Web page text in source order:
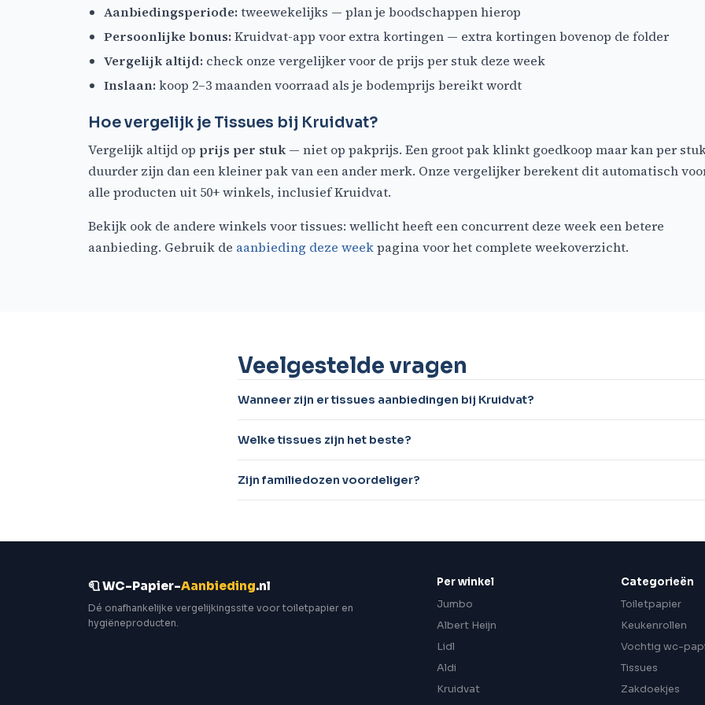
Aanbiedingsperiode: tweewekelijks — plan je boodschappen hierop
Persoonlijke bonus: Kruidvat-app voor extra kortingen — extra kortingen bovenop de folder
Vergelijk altijd: check onze vergelijker voor de prijs per stuk deze week
Inslaan: koop 2–3 maanden voorraad als je bodemprijs bereikt wordt
Hoe vergelijk je Tissues bij Kruidvat?
Vergelijk altijd op prijs per stuk — niet op pakprijs. Een groot pak klinkt goedkoop maar kan per
duurder zijn dan een kleiner pak van een ander merk. Onze vergelijker berekent dit automatisch
alle producten uit 50+ winkels, inclusief Kruidvat.
Bekijk ook de andere winkels voor tissues: wellicht heeft een concurrent deze week een betere
aanbieding. Gebruik de aanbieding deze weekpagina voor het complete weekoverzicht.
Veelgestelde vragen
Wanneer zijn er tissues aanbiedingen bij Kruidvat?
Welke tissues zijn het beste?
Zijn familiedozen voordeliger?
🧻 WC-Papier-Aanbieding.nl
Dé onafhankelijke vergelijkingssite voor toiletpapier en
hygiëneproducten.
Per winkel
Jumbo
Albert Heijn
Lidl
Aldi
Kruidvat
Categorieën
Toiletpapier
Keukenrollen
Vochtig wc-
Tissues
Zakdoekjes